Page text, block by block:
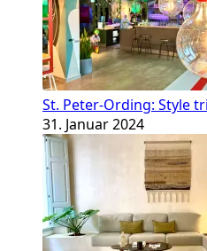
St. Peter-Ording: Style
31. Januar 2024